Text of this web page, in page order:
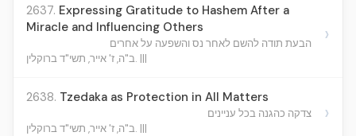
2637. Expressing Gratitude to Hashem After a
Miracle and Influencing Others
הבעת תודה להשם לאחר נס והשפעה על אחרים
ב"ה, ז' אייר, תשי"ד ברוקלין. |||
›
2638. Tzedaka as Protection in All Matters
צדקה כהגנה בכל עניינים
ב"ה, ז' אייר, תשי"ד ברוקלין. |||
›